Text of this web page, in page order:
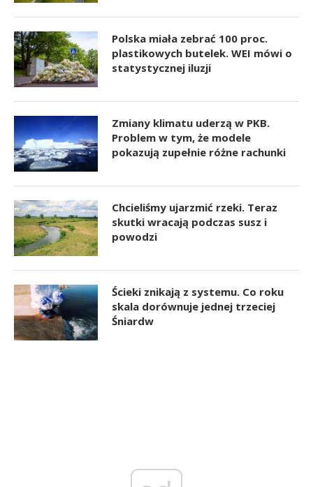
Polska miała zebrać 100 proc.
plastikowych butelek. WEI mówi o
statystycznej iluzji
Zmiany klimatu uderzą w PKB.
Problem w tym, że modele
pokazują zupełnie różne rachunki
Chcieliśmy ujarzmić rzeki. Teraz
skutki wracają podczas susz i
powodzi
Ścieki znikają z systemu. Co roku
skala dorównuje jednej trzeciej
Śniardw